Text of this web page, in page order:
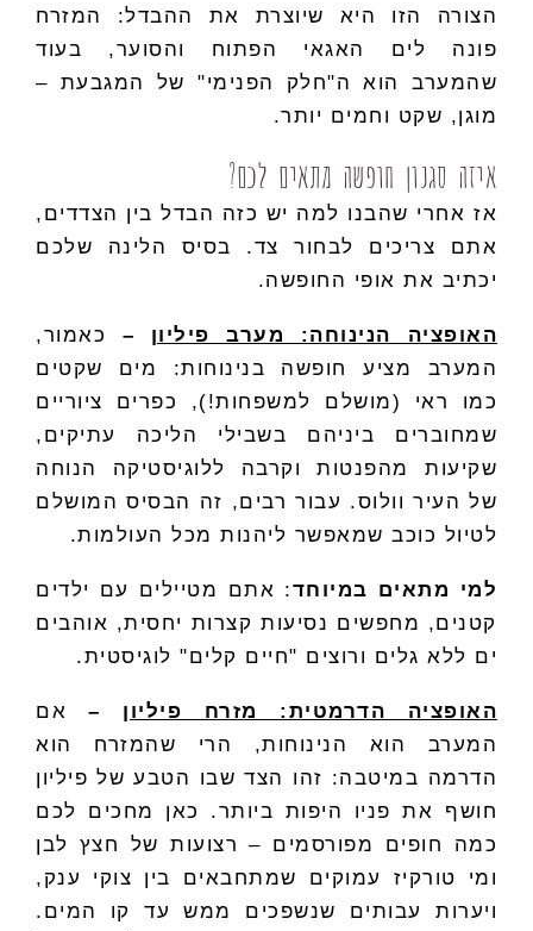
הצורה הזו היא שיוצרת את ההבדל: המזרח
פונה לים האגאי הפתוח והסוער, בעוד
שהמערב הוא ה"חלק הפנימי" של המגבעת –
מוגן, שקט וחמים יותר.
איזה סגנון חופשה מתאים לכם?
אז אחרי שהבנו למה יש כזה הבדל בין הצדדים,
אתם צריכים לבחור צד. בסיס הלינה שלכם
יכתיב את אופי החופשה.
האופציה הנינוחה: מערב פיליון –
כאמור,
המערב מציע חופשה בנינוחות: מים שקטים
כמו ראי (מושלם למשפחות!), כפרים ציוריים
שמחוברים ביניהם בשבילי הליכה עתיקים,
שקיעות מהפנטות וקרבה ללוגיסטיקה הנוחה
של העיר וולוס. עבור רבים, זה הבסיס המושלם
לטיול כוכב שמאפשר ליהנות מכל העולמות.
למי מתאים במיוחד: אתם מטיילים עם ילדים
קטנים, מחפשים נסיעות קצרות יחסית, אוהבים
ים ללא גלים ורוצים "חיים קלים" לוגיסטית.
האופציה הדרמטית: מזרח פיליון –
אם
המערב הוא הנינוחות, הרי שהמזרח הוא
הדרמה במיטבה: זהו הצד שבו הטבע של פיליון
חושף את פניו היפות ביותר. כאן מחכים לכם
כמה חופים מפורסמים – רצועות של חצץ לבן
ומי טורקיז עמוקים שמתחבאים בין צוקי ענק,
ויערות עבותים שנשפכים ממש עד קו המים.